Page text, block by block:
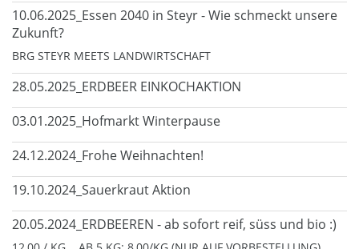
10.06.2025_Essen 2040 in Steyr - Wie schmeckt unsere
Zukunft?
BRG STEYR MEETS LANDWIRTSCHAFT
28.05.2025_ERDBEER EINKOCHAKTION
03.01.2025_Hofmarkt Winterpause
24.12.2024_Frohe Weihnachten!
19.10.2024_Sauerkraut Aktion
20.05.2024_ERDBEEREN - ab sofort reif, süss und bio :)